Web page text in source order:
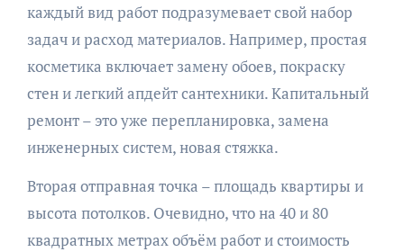
каждый вид работ подразумевает свой набор
задач и расход материалов. Например, простая
косметика включает замену обоев, покраску
стен и легкий апдейт сантехники. Капитальный
ремонт – это уже перепланировка, замена
инженерных систем, новая стяжка.
Вторая отправная точка – площадь квартиры и
высота потолков. Очевидно, что на 40 и 80
квадратных метрах объём работ и стоимость